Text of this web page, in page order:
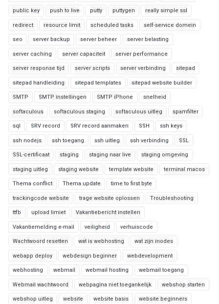
public key push to live putty puttygen really simple ssl
redirect resource limit scheduled tasks self-service domein
seo server backup server beheer server belasting
server caching server capaciteit server performance
server response tijd server scripts server verbinding sitepad
sitepad handleiding sitepad templates sitepad website builder
SMTP SMTP instellingen SMTP iPhone snelheid
softaculous softaculous staging softaculous uitleg spamfilter
sql SRV record SRV record aanmaken SSH ssh keys
ssh nodejs ssh toegang ssh uitleg ssh verbinding SSL
SSL-certificaat staging staging naar live staging omgeving
staging uitleg staging website template website terminal macos
Thema conflict Thema update time to first byte
trackingcode website trage website oplossen Troubleshooting
ttfb upload limiet Vakantiebericht instellen
Vakantiemelding e-mail veiligheid verhuiscode
Wachtwoord resetten wat is webhosting wat zijn inodes
webapp deploy webdesign beginner webdevelopment
webhosting webmail webmail hosting webmail toegang
Webmail wachtwoord webpagina niet toegankelijk webshop starten
webshop uitleg website website basis website beginners